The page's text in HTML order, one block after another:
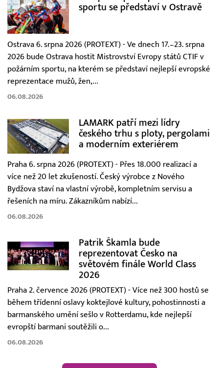
sportu se představí v Ostravě
Ostrava 6. srpna 2026 (PROTEXT) - Ve dnech 17.–23. srpna
2026 bude Ostrava hostit Mistrovství Evropy států CTIF v
požárním sportu, na kterém se představí nejlepší evropské
reprezentace mužů, žen,...
06.08.2026
LAMARK patří mezi lídry
českého trhu s ploty, pergolami
a moderním exteriérem
Praha 6. srpna 2026 (PROTEXT) - Přes 18.000 realizací a
více než 20 let zkušeností. Český výrobce z Nového
Bydžova staví na vlastní výrobě, kompletním servisu a
řešeních na míru. Zákazníkům nabízí...
06.08.2026
Patrik Škamla bude
reprezentovat Česko na
světovém finále World Class
2026
Praha 2. července 2026 (PROTEXT) - Více než 300 hostů se
během třídenní oslavy koktejlové kultury, pohostinnosti a
barmanského umění sešlo v Rotterdamu, kde nejlepší
evropští barmani soutěžili o...
06.08.2026